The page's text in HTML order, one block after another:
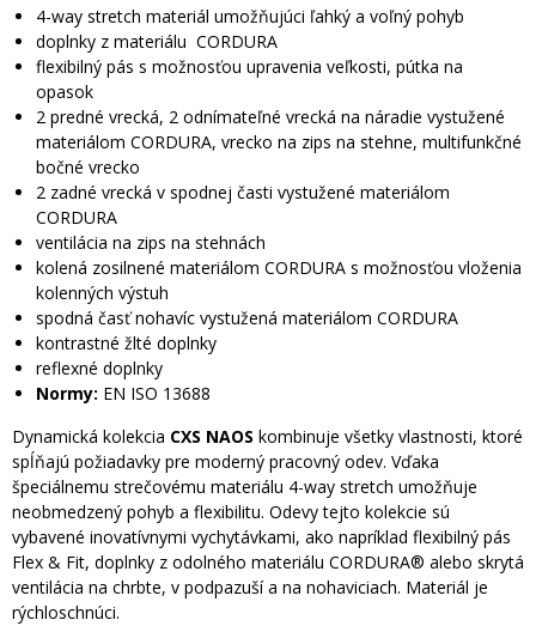
4-way stretch materiál umožňujúci ľahký a voľný pohyb
doplnky z materiálu CORDURA
flexibilný pás s možnosťou upravenia veľkosti, pútka na
opasok
2 predné vrecká, 2 odnímateľné vrecká na náradie vystužené
materiálom CORDURA, vrecko na zips na stehne, multifunkčné
bočné vrecko
2 zadné vrecká v spodnej časti vystužené materiálom
CORDURA
ventilácia na zips na stehnách
kolená zosilnené materiálom CORDURA s možnosťou vloženia
kolenných výstuh
spodná časť nohavíc vystužená materiálom CORDURA
kontrastné žlté doplnky
reflexné doplnky
Normy: EN ISO 13688
Dynamická kolekcia CXS NAOS kombinuje všetky vlastnosti, ktoré
spĺňajú požiadavky pre moderný pracovný odev. Vďaka
špeciálnemu strečovému materiálu 4-way stretch umožňuje
neobmedzený pohyb a flexibilitu. Odevy tejto kolekcie sú
vybavené inovatívnymi vychytávkami, ako napríklad flexibilný pás
Flex & Fit, doplnky z odolného materiálu CORDURA® alebo skrytá
ventilácia na chrbte, v podpazuší a na nohaviciach. Materiál je
rýchloschnúci.